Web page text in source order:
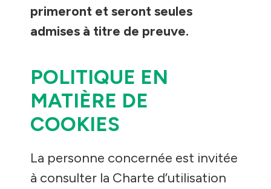
primeront et seront seules
admises à titre de preuve.
POLITIQUE EN
MATIÈRE DE
COOKIES
La personne concernée est invitée
à consulter la Charte d’utilisation